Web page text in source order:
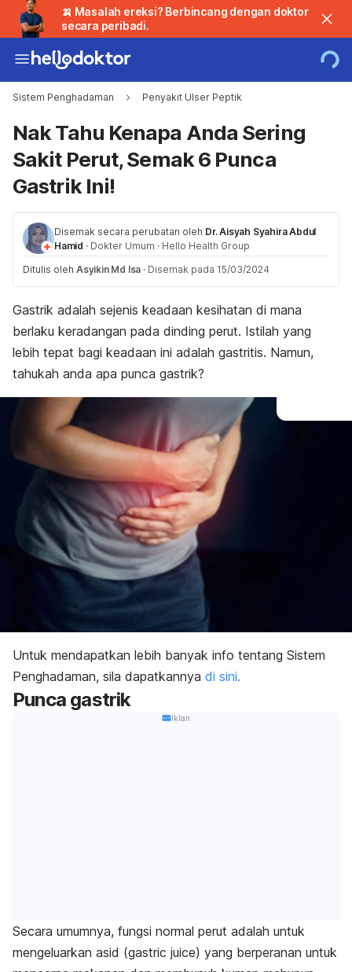
🍌 Masalah ereksi? Berbincang dengan doktor
secara peribadi.
Sistem Penghadaman Penyakit Ulser Peptik
Nak Tahu Kenapa Anda Sering
Sakit Perut, Semak 6 Punca
Gastrik Ini!
Disemak secara perubatan oleh Dr. Aisyah Syahira Abdul
Hamid · Dokter Umum · Hello Health Group
Ditulis oleh Asyikin Md Isa · Disemak pada 15/03/2024
Gastrik adalah sejenis keadaan kesihatan di mana
berlaku keradangan pada dinding perut. Istilah yang
lebih tepat bagi keadaan ini adalah gastritis. Namun,
tahukah anda apa punca gastrik?
Untuk mendapatkan lebih banyak info tentang Sistem
Penghadaman, sila dapatkannya di sini.
Punca gastrik
Iklan
Secara umumnya, fungsi normal perut adalah untuk
mengeluarkan asid (gastric juice) yang berperanan untuk